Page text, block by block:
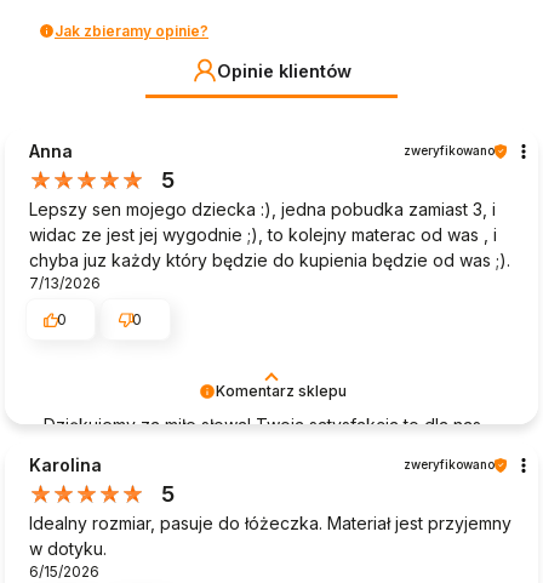
Jak zbieramy opinie?
Opinie klientów
Komentarz sklepu
Dziękujemy za miłe słowa! Twoja satysfakcja to dla nas
zapewnić Ci bezproblemowe zakupy i wysoką jakość
naszych produktów. Twoje zadowolenie to nasz
priorytet – mamy nadzieję, że wrócisz do nas w
przyszłości.
Anna zweryfikowano
5
Lepszy sen mojego dziecka :), jedna pobudka zamiast 3, i
widac ze jest jej wygodnie ;), to kolejny materac od was , i
chyba juz każdy który będzie do kupienia będzie od was ;).
7/13/2026
0
0
Karolina zweryfikowano
5
Idealny rozmiar, pasuje do łóżeczka. Materiał jest przyjemny
w dotyku.
6/15/2026